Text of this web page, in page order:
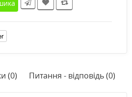
(0) Питання - відповідь (0)